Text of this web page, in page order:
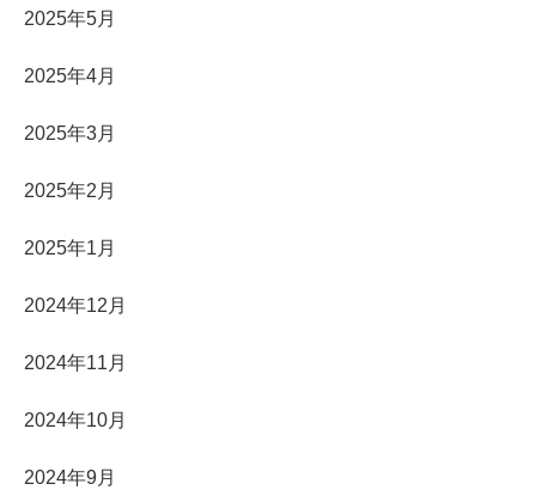
2025年5月
2025年4月
2025年3月
2025年2月
2025年1月
2024年12月
2024年11月
2024年10月
2024年9月